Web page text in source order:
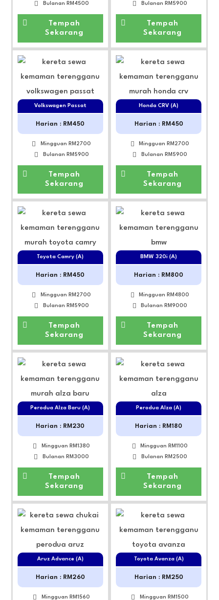
Bulanan RM4500
Tempah
Sekarang
Bulanan RM5900
Tempah
Sekarang
Volkswagen Passat
Harian : RM450
Mingguan RM2700
Bulanan RM5900
Tempah
Sekarang
Honda CRV (A)
Harian : RM450
Mingguan RM2700
Bulanan RM5900
Tempah
Sekarang
Toyota Camry (A)
Harian : RM450
Mingguan RM2700
Bulanan RM5900
Tempah
Sekarang
BMW 320i (A)
Harian : RM800
Mingguan RM4800
Bulanan RM9000
Tempah
Sekarang
Perodua Alza Baru (A)
Harian : RM230
Mingguan RM1380
Bulanan RM3000
Tempah
Sekarang
Perodua Alza (A)
Harian : RM180
Mingguan RM1100
Bulanan RM2500
Tempah
Sekarang
Aruz Advance (A)
Harian : RM260
Mingguan RM1560
Toyota Avanza (A)
Harian : RM250
Mingguan RM1500